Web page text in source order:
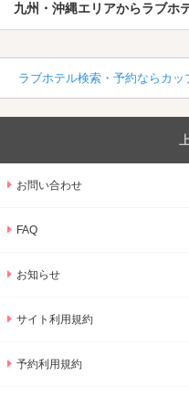
九州・沖縄エリアからラブホ
ラブホテル検索・予約ならカッ
お問い合わせ
FAQ
お知らせ
サイト利用規約
予約利用規約